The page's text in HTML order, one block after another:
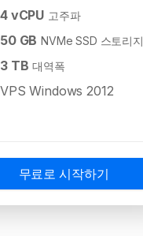
4vCPU 고주파
50GB NVMe SSD 스토리지
3TB 대역폭
VPS Windows 2012
무료로 시작하기